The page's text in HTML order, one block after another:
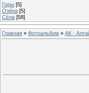
Горы [5]
Озёра [5]
Сёла [58]
Главная » Фотоальбом » АК -